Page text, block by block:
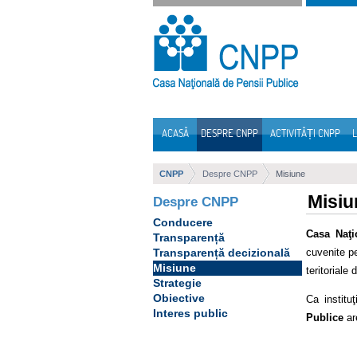
Sari la continut
ACASĂ DESPRE CNPP ACTIVITĂȚI CNPP
CNPP Despre CNPP Misiune
Despre CNPP
Conducere
Transparență
Transparență decizională
Misiune
Strategie
Obiective
Interes public
Casa
cuvenite
teritoriale
Ca
Publice